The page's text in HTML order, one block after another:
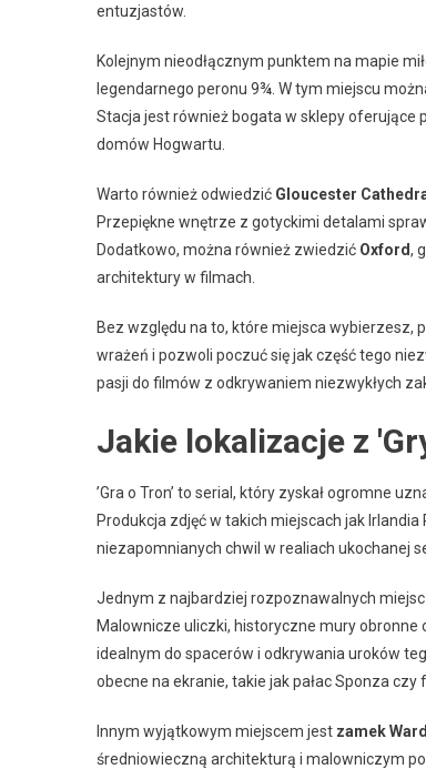
entuzjastów.
Kolejnym nieodłącznym punktem na mapie
legendarnego peronu 9¾. W tym miejscu
Stacja jest również bogata w sklepy oferujące
domów Hogwartu.
Warto również odwiedzić Gloucester
Przepiękne wnętrze z gotyckimi detalami
Dodatkowo, można również zwiedzić Oxford,
architektury w filmach.
Bez względu na to, które miejsca wybierzesz,
wrażeń i pozwoli poczuć się jak część tego
pasji do filmów z odkrywaniem niezwykłych
Jakie lokalizacje z
’Gra o Tron’ to serial, który zyskał ogromne
Produkcja zdjęć w takich miejscach jak
niezapomnianych chwil w realiach ukochanej
Jednym z najbardziej rozpoznawalnych
Malownicze uliczki, historyczne mury
idealnym do spacerów i odkrywania uroków
obecne na ekranie, takie jak pałac Sponza czy
Innym wyjątkowym miejscem jest zamek Ward
średniowieczną architekturą i malowniczym